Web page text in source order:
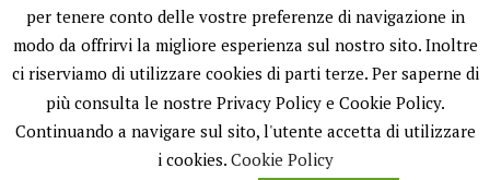
per tenere conto delle vostre preferenze di navigazione in
modo da offrirvi la migliore esperienza sul nostro sito. Inoltre
ci riserviamo di utilizzare cookies di parti terze. Per saperne di
più consulta le nostre Privacy Policy e Cookie Policy.
Continuando a navigare sul sito, l'utente accetta di utilizzare
i cookies. Cookie Policy